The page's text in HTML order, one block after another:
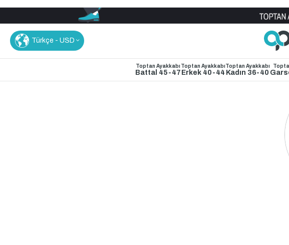
Türkçe - USD
Toptan Ayakkabı
Battal 45-47
Toptan Ayakkabı
Erkek 40-44
Toptan Ayakkabı
Kadın 36-40